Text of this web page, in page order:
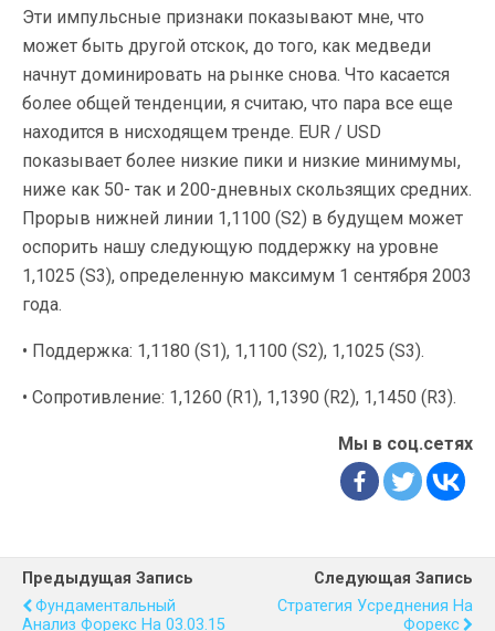
Эти импульсные признаки показывают мне, что
может быть другой отскок, до того, как медведи
начнут доминировать на рынке снова. Что касается
более общей тенденции, я считаю, что пара все еще
находится в нисходящем тренде. EUR / USD
показывает более низкие пики и низкие минимумы,
ниже как 50- так и 200-дневных скользящих средних.
Прорыв нижней линии 1,1100 (S2) в будущем может
оспорить нашу следующую поддержку на уровне
1,1025 (S3), определенную максимум 1 сентября 2003
года.
• Поддержка: 1,1180 (S1), 1,1100 (S2), 1,1025 (S3).
• Сопротивление: 1,1260 (R1), 1,1390 (R2), 1,1450 (R3).
Мы в соц.сетях
Предыдущая Запись
Фундаментальный
Анализ Форекс На 03.03.15
Следующая Запись
Стратегия Усреднения На
Форекс